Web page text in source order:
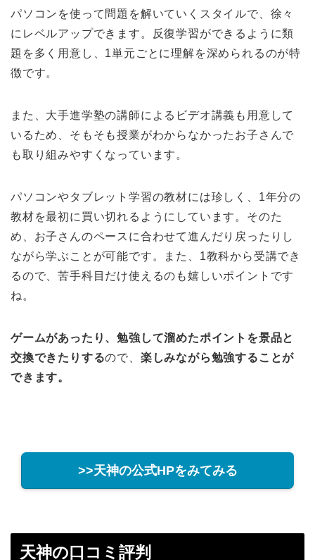
パソコンを使って問題を解いていくスタイルで、徐々
にレベルアップできます。反復学習ができるように類
題を多く用意し、1単元ごとに理解を深められるのが特
徴です。
また、大手進学塾の講師によるビデオ講義も用意して
いるため、そもそも授業がわからなかったお子さんで
も取り組みやすくなっています。
パソコンやタブレット学習の教材には珍しく、1年分の
教材を最初に買い切れるようにしています。そのた
め、お子さんのペースに合わせて進んだり戻ったりし
ながら学ぶことが可能です。また、1教科から受講でき
るので、苦手科目だけ使えるのも嬉しいポイントです
ね。
ゲームがあったり、勉強して溜めたポイントを景品と
交換できたりするので、 楽しみながら勉強することが
できます。
>>天神の公式HPをみてみる
天神の口コミ評判